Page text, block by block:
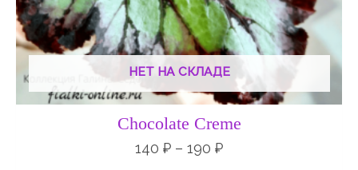
НЕТ НА СКЛАДЕ
Chocolate Creme
140 ₽ – 190 ₽